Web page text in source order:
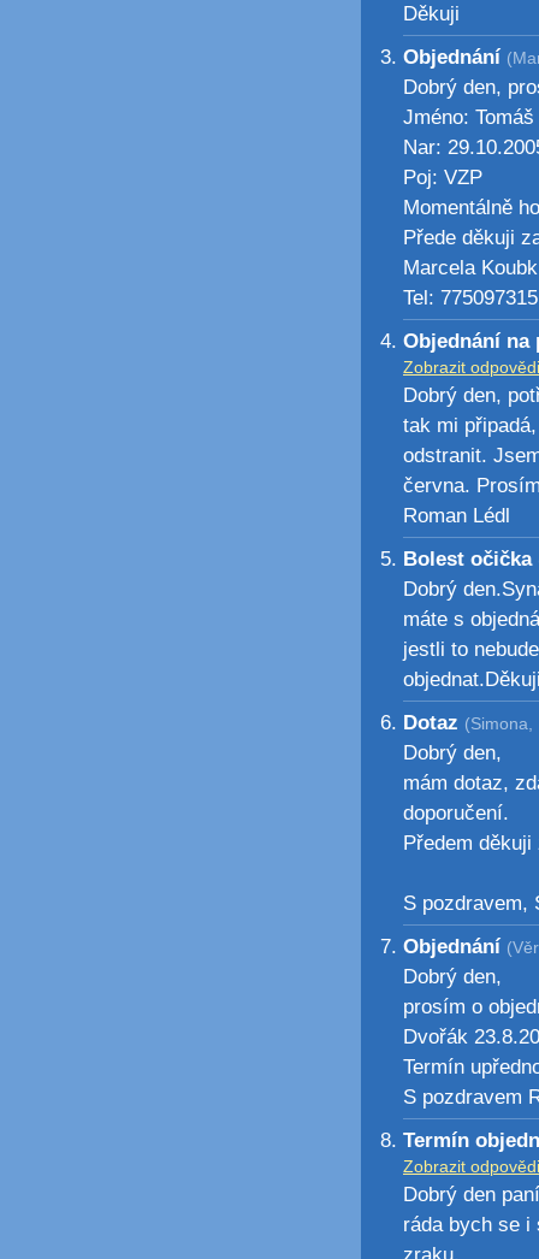
Děkuji
Objednání
Dobrý den,
Jméno:
Nar:
Poj: VZP
Momentálně
Přede děkuji
Marcela
Tel: 775097315
Objednání
Zobrazit odpovědi
Dobrý den,
tak mi
odstranit.
června.
Roman Lédl
Bolest očička
Dobrý
máte s
jestli to
Dotaz (Simona,
Dobrý den,
mám dotaz,
doporučení.
Předem
S pozdravem,
Objednání
Dobrý den,
prosím o
Dvořák
Termín
S pozdravem
Termín
Zobrazit odpovědi
Dobrý den
ráda bych se i
zraku.